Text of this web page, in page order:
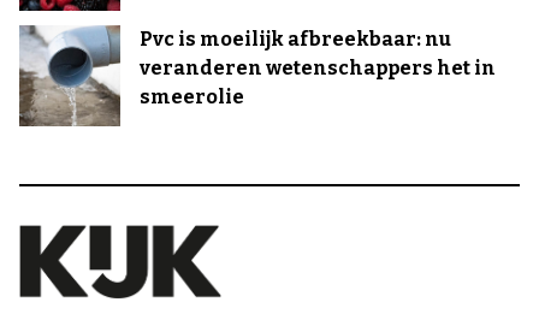
Pvc is moeilijk afbreekbaar: nu
veranderen wetenschappers het in
smeerolie